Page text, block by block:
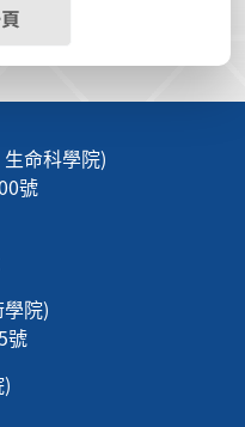
命科學院)
號
院)
號